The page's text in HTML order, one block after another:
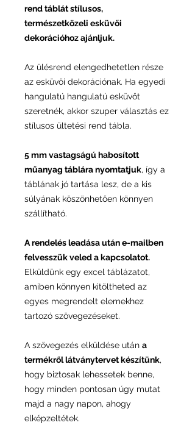
rend táblát stílusos,
természetközeli esküvői
dekorációhoz ajánljuk.
Az ülésrend elengedhetetlen része
az esküvői dekorációnak. Ha egyedi
hangulatú hangulatú esküvőt
szeretnék, akkor szuper választás ez
stílusos ültetési rend tábla.
5 mm vastagságú habosított
műanyag táblára nyomtatjuk, így a
táblának jó tartása lesz, de a kis
súlyának köszönhetően könnyen
szállítható.
A rendelés leadása után e-mailben
felvesszük veled a kapcsolatot.
Elküldünk egy excel táblázatot,
amiben könnyen kitöltheted az
egyes megrendelt elemekhez
tartozó szövegezéseket.
A szövegezés elküldése után a
termékről látványtervet készítünk,
hogy biztosak lehessetek benne,
hogy minden pontosan úgy mutat
majd a nagy napon, ahogy
elképzeltétek.